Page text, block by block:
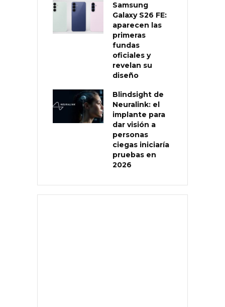
Samsung
Galaxy S26 FE:
aparecen las
primeras
fundas
oficiales y
revelan su
diseño
Blindsight de
Neuralink: el
implante para
dar visión a
personas
ciegas iniciaría
pruebas en
2026